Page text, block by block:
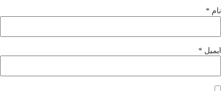
نام *
ایمیل *